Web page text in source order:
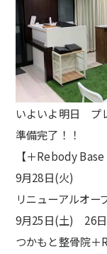
いよいよ明日 プ
準備完了！！
【＋Rebody
9月28日(火)
リニューアルオー
9月25日(土) 26
つかもと整骨院